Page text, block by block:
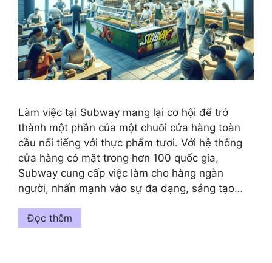
Làm việc tại Subway mang lại cơ hội để trở
thành một phần của một chuỗi cửa hàng toàn
cầu nổi tiếng với thực phẩm tươi. Với hệ thống
cửa hàng có mặt trong hơn 100 quốc gia,
Subway cung cấp việc làm cho hàng ngàn
người, nhấn mạnh vào sự đa dạng, sáng tạo…
Đọc thêm